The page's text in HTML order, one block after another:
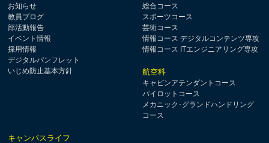
お知らせ
教員ブログ
部活動報告
イベント情報
採用情報
デジタルパンフレット
いじめ防止基本方針
総合コース
スポーツコース
芸術コース
情報コース デジタルコンテンツ専攻
情報コース ITエンジニアリング専攻
航空科
キャビンアテンダントコース
パイロットコース
メカニック･グランドハンドリング
コース
キャンパスライフ